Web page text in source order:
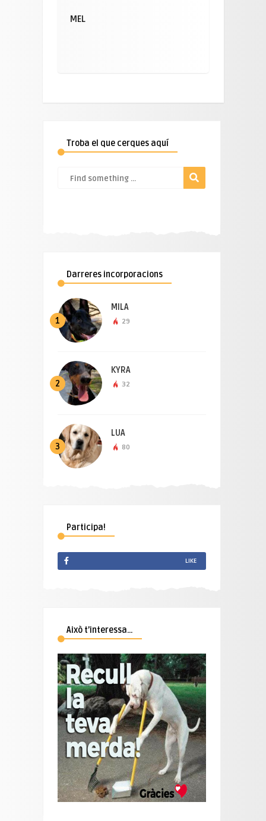
MEL
Troba el que cerques aquí
Darreres incorporacions
1
MILA
29
2
KYRA
32
3
LUA
80
Participa!
LIKE
Això t’interessa…